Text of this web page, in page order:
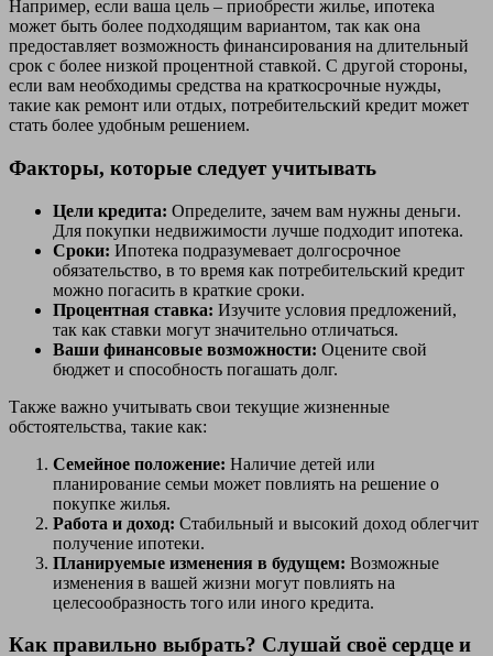
Например, если ваша цель – приобрести жилье, ипотека
может быть более подходящим вариантом, так как она
предоставляет возможность финансирования на длительный
срок с более низкой процентной ставкой. С другой стороны,
если вам необходимы средства на краткосрочные нужды,
такие как ремонт или отдых, потребительский кредит может
стать более удобным решением.
Факторы, которые следует учитывать
Цели кредита: Определите, зачем вам нужны деньги.
Для покупки недвижимости лучше подходит ипотека.
Сроки: Ипотека подразумевает долгосрочное
обязательство, в то время как потребительский кредит
можно погасить в краткие сроки.
Процентная ставка: Изучите условия предложений,
так как ставки могут значительно отличаться.
Ваши финансовые возможности: Оцените свой
бюджет и способность погашать долг.
Также важно учитывать свои текущие жизненные
обстоятельства, такие как:
Семейное положение: Наличие детей или
планирование семьи может повлиять на решение о
покупке жилья.
Работа и доход: Стабильный и высокий доход облегчит
получение ипотеки.
Планируемые изменения в будущем: Возможные
изменения в вашей жизни могут повлиять на
целесообразность того или иного кредита.
Как правильно выбрать? Слушай своё сердце и